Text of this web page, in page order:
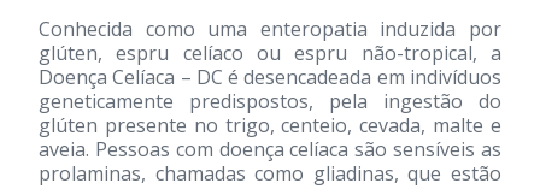
Conhecida como uma enteropatia induzida por
glúten, espru celíaco ou espru não-tropical, a
Doença Celíaca – DC é desencadeada em indivíduos
geneticamente predispostos, pela ingestão do
glúten presente no trigo, centeio, cevada, malte e
aveia. Pessoas com doença celíaca são sensíveis as
prolaminas, chamadas como gliadinas, que estão